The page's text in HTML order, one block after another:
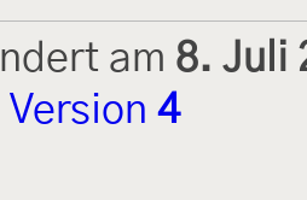
am 8. Juli
Version 4